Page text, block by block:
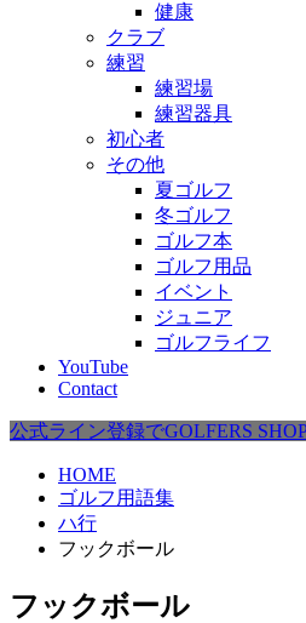
健康
クラブ
練習
練習場
練習器具
初心者
その他
夏ゴルフ
冬ゴルフ
ゴルフ本
ゴルフ用品
イベント
ジュニア
ゴルフライフ
YouTube
Contact
公式ライン登録でGOLFERS
HOME
ゴルフ用語集
ハ行
フックボール
フックボール